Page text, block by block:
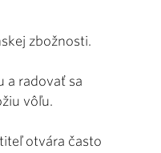
zbožnosti.
a radovať sa
vôľu.
otvára často